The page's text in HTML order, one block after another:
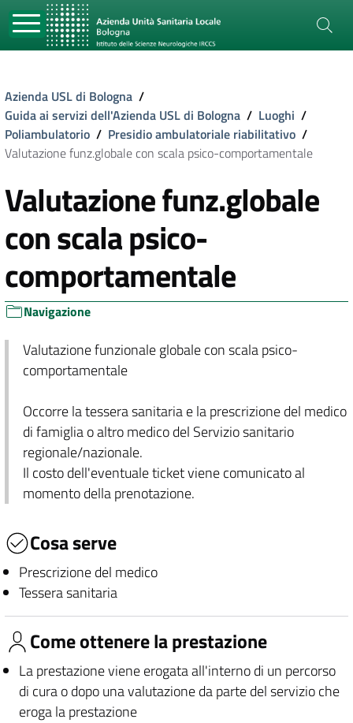
Azienda USL di Bologna /
Guida ai servizi dell'Azienda USL di Bologna / Luoghi /
Poliambulatorio / Presidio ambulatoriale riabilitativo /
Valutazione funz.globale con scala psico-comportamentale
Valutazione funz.globale
con scala psico-
comportamentale
Navigazione
Valutazione funzionale globale con scala psico-
comportamentale
Occorre la tessera sanitaria e la prescrizione del medico
di famiglia o altro medico del Servizio sanitario
regionale/nazionale.
Il costo dell'eventuale ticket viene comunicato al
momento della prenotazione.
Cosa serve
Prescrizione del medico
Tessera sanitaria
Come ottenere la prestazione
La prestazione viene erogata all'interno di un percorso
di cura o dopo una valutazione da parte del servizio che
eroga la prestazione